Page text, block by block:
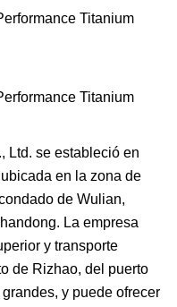
Ltd. se estableció en
en la zona de
de Wulian,
La empresa
y transporte
de Rizhao, del puerto
y puede ofrecer